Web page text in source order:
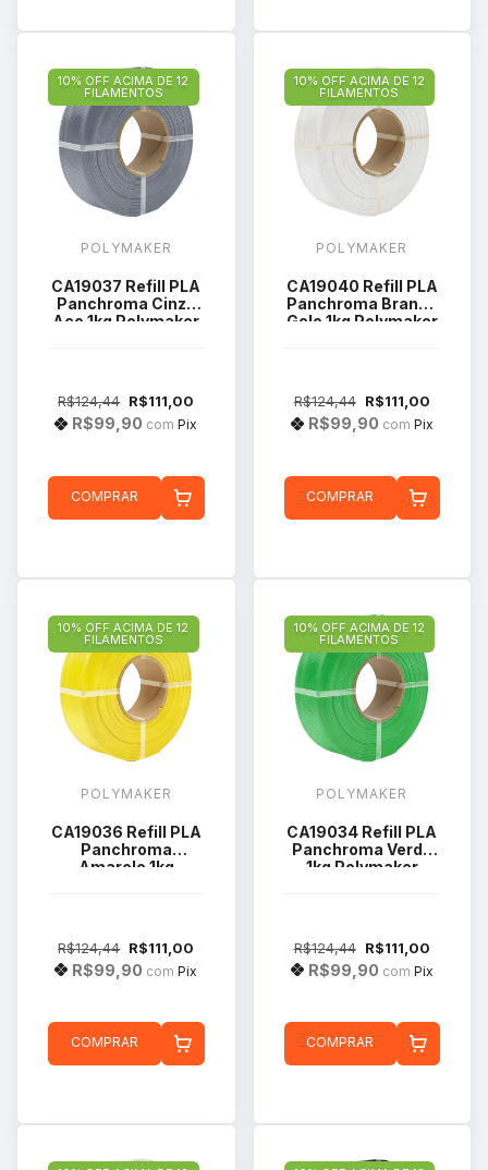
10% OFF ACIMA DE 12
FILAMENTOS
POLYMAKER
CA19037 Refill PLA
Panchroma Cinza
Aço 1kg Polymaker
R$124,44 R$111,00
R$99,90 com Pix
COMPRAR
10% OFF ACIMA DE 12
FILAMENTOS
POLYMAKER
CA19040 Refill PLA
Panchroma Branco
Gelo 1kg Polymaker
R$124,44 R$111,00
R$99,90 com Pix
COMPRAR
10% OFF ACIMA DE 12
FILAMENTOS
POLYMAKER
CA19036 Refill PLA
Panchroma
Amarelo 1kg
R$124,44 R$111,00
R$99,90 com Pix
COMPRAR
10% OFF ACIMA DE 12
FILAMENTOS
POLYMAKER
CA19034 Refill PLA
Panchroma Verde
1kg Polymaker
R$124,44 R$111,00
R$99,90 com Pix
COMPRAR